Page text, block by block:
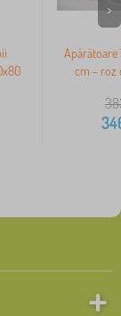
cm - roz
>